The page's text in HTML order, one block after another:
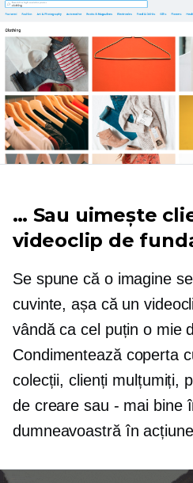
… Sau uimește
videoclip de
Se spune că o imagine
cuvinte, așa că un
vândă ca cel puțin o mie
Condimentează coperta
colecții, clienți mulțumiți,
de creare sau - mai bine
dumneavoastră în